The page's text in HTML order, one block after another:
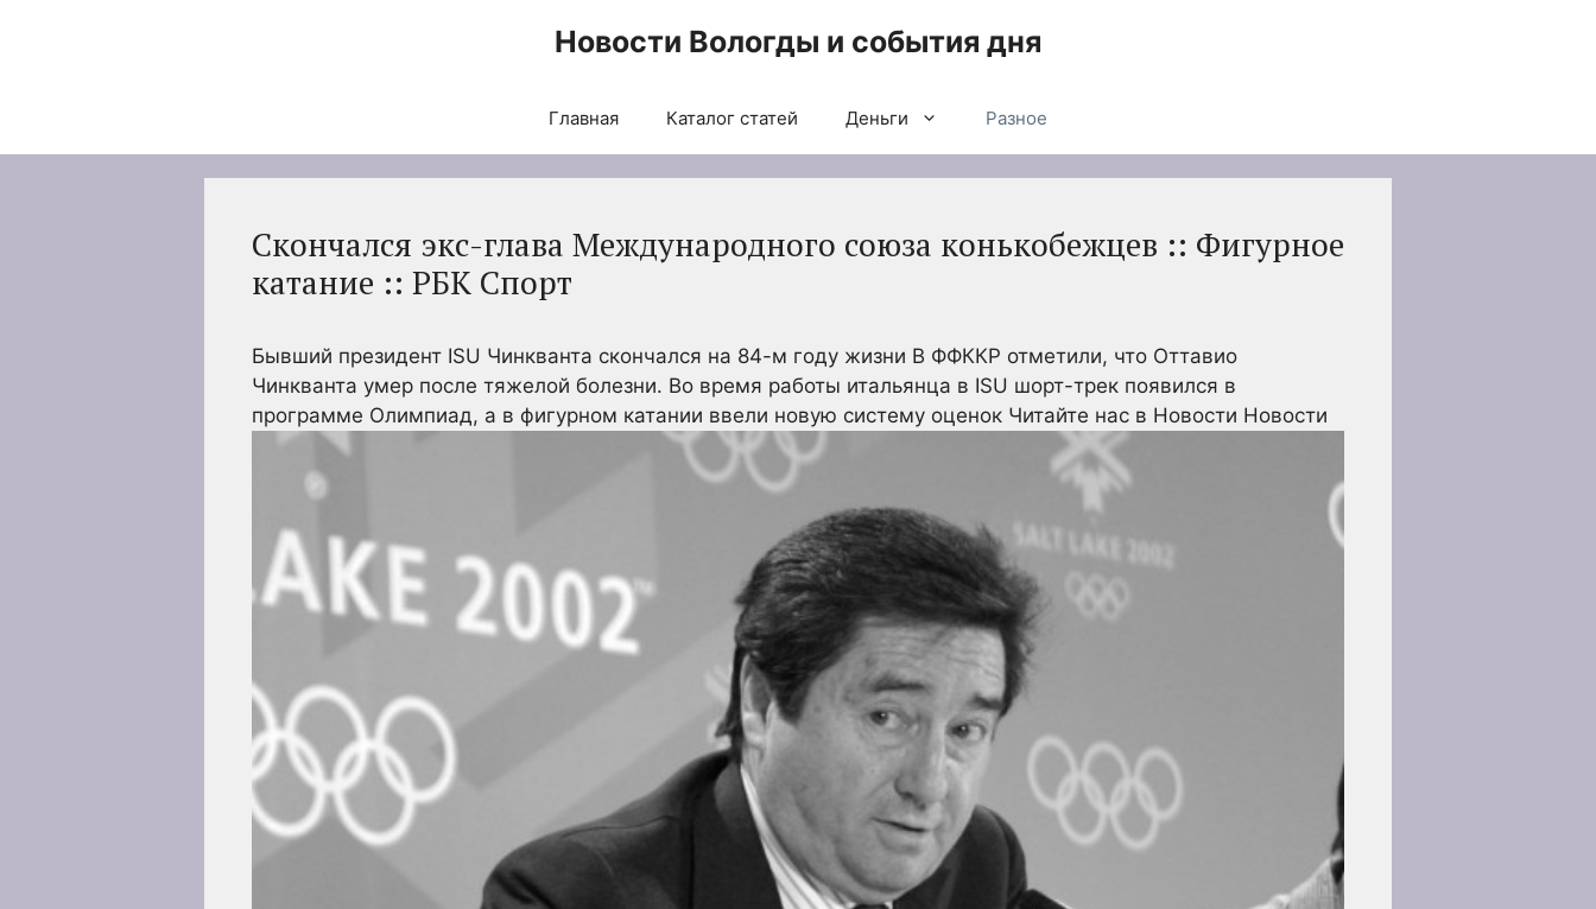
Новости Вологды и события дня
Главная Каталог статей Деньги Разное
Скончался экс-глава Международного союза конькобежцев :: Фигурное
катание :: РБК Спорт
Бывший президент ISU Чинкванта скончался на 84-м году жизни В ФФККР отметили, что Оттавио
Чинкванта умер после тяжелой болезни. Во время работы итальянца в ISU шорт-трек появился в
программе Олимпиад, а в фигурном катании ввели новую систему оценок Читайте нас в Новости Новости